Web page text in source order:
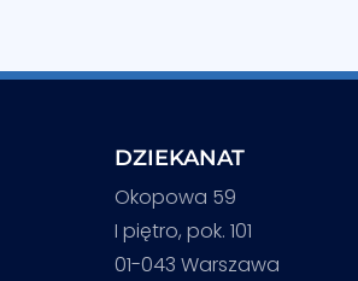
DZIEKANAT
Okopowa 59
I piętro, pok. 101
01-043 Warszawa